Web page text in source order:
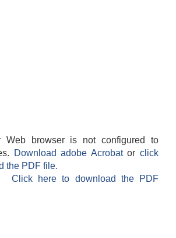
Web browser is not configured to
Download adobe Acrobatorclick
the PDF file.
Click here to download the PDF